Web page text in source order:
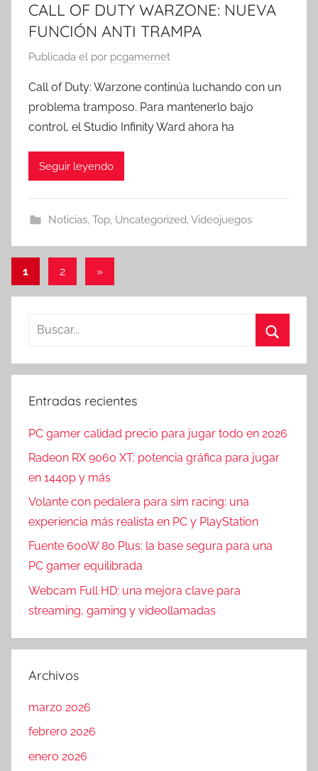
CALL OF DUTY WARZONE: NUEVA
FUNCIÓN ANTI TRAMPA
Publicada el por pcgamernet
Call of Duty: Warzone continúa luchando con un
problema tramposo. Para mantenerlo bajo
control, el Studio Infinity Ward ahora ha
Seguir leyendo
Noticias, Top, Uncategorized,Videojuegos
Paginación
de
entradas
1 2
Entradas
»
Buscar:
Entradas recientes
PC gamer calidad precio para jugar todo en 2026
Radeon RX 9060 XT: potencia gráfica para jugar
en 1440p y más
Volante con pedalera para sim racing: una
experiencia más realista en PC y PlayStation
Fuente 600W 80 Plus: la base segura para una
PC gamer equilibrada
Webcam Full HD: una mejora clave para
streaming, gaming y videollamadas
Archivos
marzo 2026
febrero 2026
enero 2026